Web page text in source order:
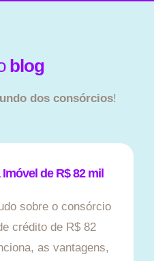
blog
dos consórcios!
de R$ 82 mil
sobre o consórcio
crédito de R$ 82
as vantagens,